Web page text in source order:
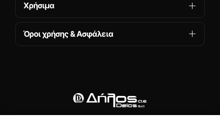
Χρήσιμα
Όροι χρήσης & Ασφάλεια